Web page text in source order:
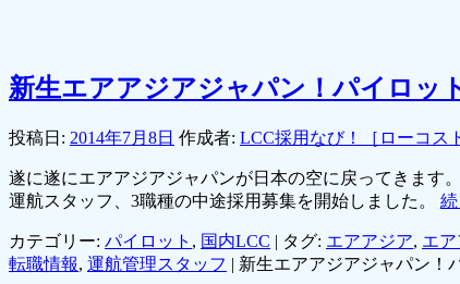
新生エアアジアジャパン！パイロッ
投稿日: 2014年7月8日 作成者: LCC採用なび！［ローコス
遂に遂にエアアジアジャパンが日本の空に戻ってきます
運航スタッフ、3職種の中途採用募集を開始しました。
カテゴリー: パイロット , 国内LCC | タグ: エアアジア, エ
転職情報, 運航管理スタッフ | 新生エアアジアジャパン！